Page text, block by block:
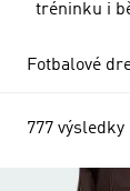
tréninku i
Fotbalové
777 výsledky